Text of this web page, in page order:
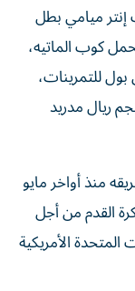
ميامي بطل
كوب الماتيه،
للتمرينات،
ريال مدريد
الكرات الذهبية الـ8 مع فريقه منذ أواخر مايو
القدم من أجل
المتحدة الأمريكية